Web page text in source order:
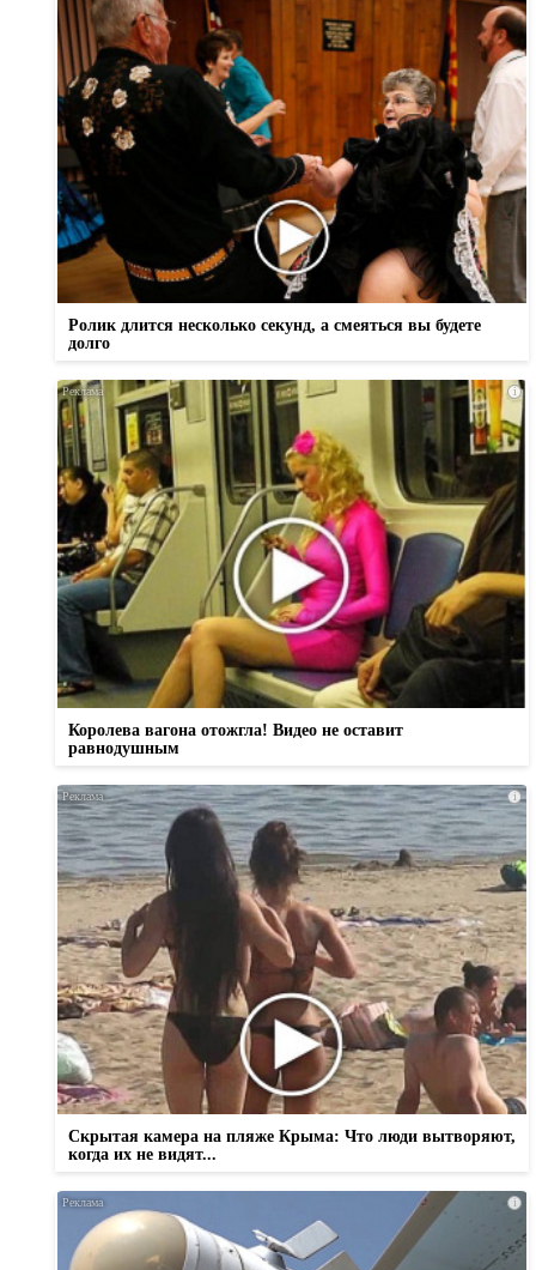
Ролик длится несколько секунд, а смеяться вы будете
долго
i
Королева вагона отожгла! Видео не оставит
равнодушным
i
Скрытая камера на пляже Крыма: Что люди вытворяют,
когда их не видят...
i